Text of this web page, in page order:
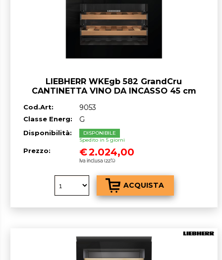
LIEBHERR WKEgb 582 GrandCru
CANTINETTA VINO DA INCASSO 45 cm
UN PREVENTIVO
Cod.Art: 9053
Classe Energ: G
Disponibilità:
DISPONIBILE
Spedito in 5 giorni
Prezzo: €2.024,00
Iva inclusa (22%)